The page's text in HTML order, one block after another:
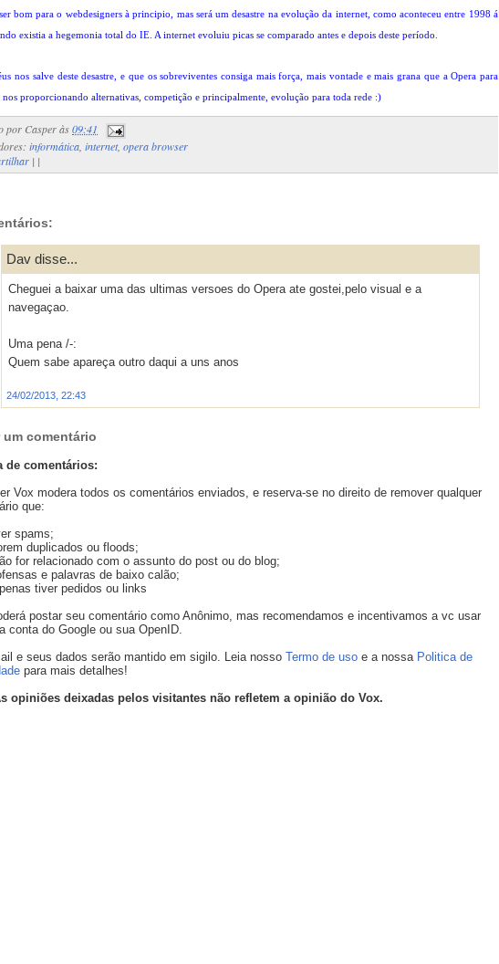
bom para o webdesigners à principio, mas será um desastre na evolução da internet, como aconteceu entre 1998 á
existia a hegemonia total do IE. A internet evoluiu picas se comparado antes e depois deste período.
nos salve deste desastre, e que os sobreviventes consiga mais força, mais vontade e mais grana que a Opera para
proporcionando alternativas, competição e principalmente, evolução para toda rede :)
por Casperàs09:41
informática internet, opera browser
| |
Dav disse...
Cheguei a baixar uma das ultimas versoes do Opera ate gostei,pelo visual e a
navegaçao.
Uma pena /-:
Quem sabe apareça outro daqui a uns anos
24/02/2013, 22:43
um comentário
de comentários:
Vox modera todos os comentários enviados, e reserva-se no direito de remover qualquer
que:
spams;
duplicados ou floods;
for relacionado com o assunto do post ou do blog;
e palavras de baixo calão;
tiver pedidos ou links
postar seu comentário como Anônimo, mas recomendamos e incentivamos a vc usar
conta do Google ou sua OpenID.
e seus dados serão mantido em sigilo. Leia nosso Termo de uso e a nossa Politica de
para mais detalhes!
opiniões deixadas pelos visitantes não refletem a opinião do Vox.